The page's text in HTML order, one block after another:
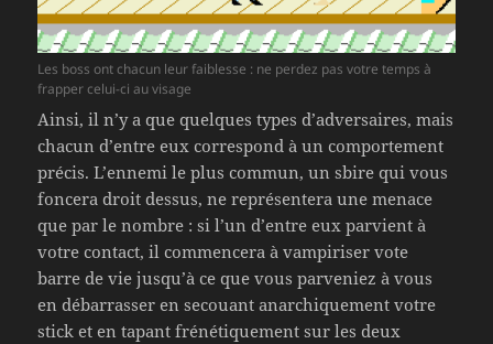
Les boss ont chacun leur faiblesse : ne perdez pas votre temps à
frapper celui-ci au visage
Ainsi, il n’y a que quelques types d’adversaires, mais
chacun d’entre eux correspond à un comportement
précis. L’ennemi le plus commun, un sbire qui vous
foncera droit dessus, ne représentera une menace
que par le nombre : si l’un d’entre eux parvient à
votre contact, il commencera à vampiriser vote
barre de vie jusqu’à ce que vous parveniez à vous
en débarrasser en secouant anarchiquement votre
stick et en tapant frénétiquement sur les deux